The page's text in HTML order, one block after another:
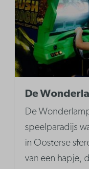
De
De
speelparadijs
in Oosterse
van een hapje,